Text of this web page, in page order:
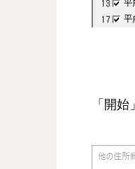
「開